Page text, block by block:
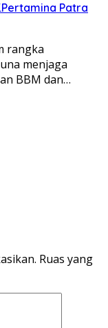
Patra
rangka
menjaga
BBM dan…
Ruas yang